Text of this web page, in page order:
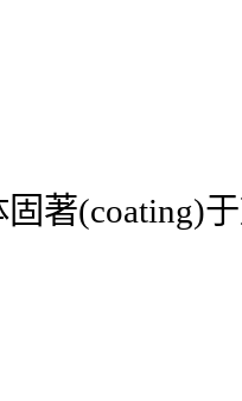
著(coating)